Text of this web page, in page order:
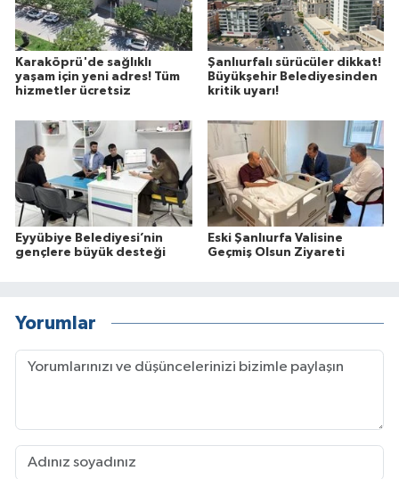
Karaköprü'de sağlıklı
yaşam için yeni adres! Tüm
hizmetler ücretsiz
Şanlıurfalı sürücüler dikkat!
Büyükşehir Belediyesinden
kritik uyarı!
Eyyübiye Belediyesi’nin
gençlere büyük desteği
Eski Şanlıurfa Valisine
Geçmiş Olsun Ziyareti
Yorumlar